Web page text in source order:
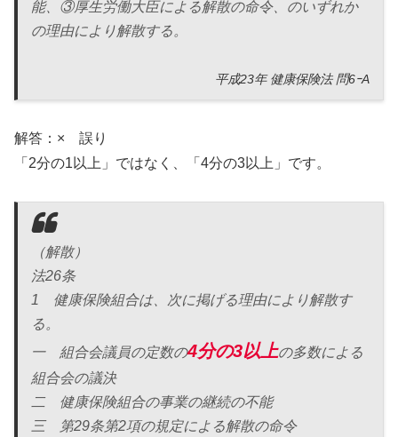
能、③厚生労働大臣による解散の命令、のいずれか
の理由により解散する。
平成23年 健康保険法 問6ｰA
解答：× 誤り
「2分の1以上」ではなく、「4分の3以上」です。
（解散）
法26条
1 健康保険組合は、次に掲げる理由により解散す
る。
一 組合会議員の定数の4分の3以上の多数による
組合会の議決
二 健康保険組合の事業の継続の不能
三 第29条第2項の規定による解散の命令